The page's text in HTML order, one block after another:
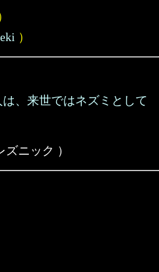
）
、来世ではネズミとして
ズニック ）